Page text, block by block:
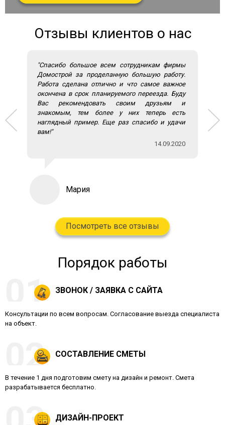
Отзывы клиентов о нас
"Спасибо большое всем сотрудникам фирмы
Домострой за проделанную большую работу.
Работа сделана отлично и что самое важное
окончена в срок планируемого переезда. Буду
Вас рекомендовать своим друзьям и
знакомым, тем более у них теперь есть
наглядный пример. Еще раз спасибо и удачи
вам!"
14.09.2020
Мария
Посмотреть все отзывы
Порядок работы
ЗВОНОК / ЗАЯВКА С САЙТА
Консультации по всем вопросам. Согласование выезда специалиста
на объект.
СОСТАВЛЕНИЕ СМЕТЫ
В течение 1 дня подготовим смету на дизайн и ремонт. Смета
разрабатывается бесплатно.
ДИЗАЙН-ПРОЕКТ